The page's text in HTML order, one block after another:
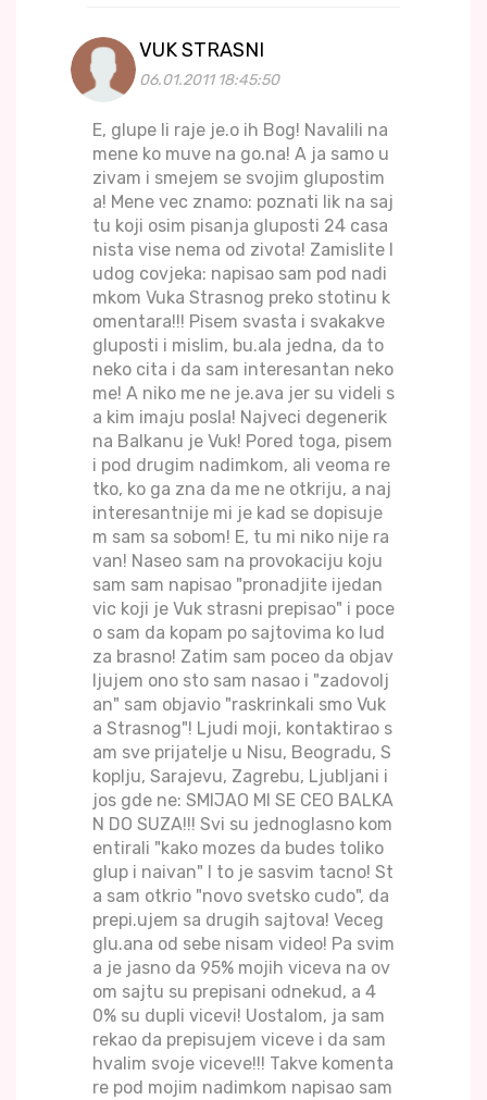
VUK STRASNI
06.01.2011 18:45:50
E, glupe li raje je.o ih Bog! Navalili na
mene ko muve na go.na! A ja samo u
zivam i smejem se svojim glupostim
a! Mene vec znamo: poznati lik na saj
tu koji osim pisanja gluposti 24 casa
nista vise nema od zivota! Zamislite l
udog covjeka: napisao sam pod nadi
mkom Vuka Strasnog preko stotinu k
omentara!!! Pisem svasta i svakakve
gluposti i mislim, bu.ala jedna, da to
neko cita i da sam interesantan neko
me! A niko me ne je.ava jer su videli s
a kim imaju posla! Najveci degenerik
na Balkanu je Vuk! Pored toga, pisem
i pod drugim nadimkom, ali veoma re
tko, ko ga zna da me ne otkriju, a naj
interesantnije mi je kad se dopisuje
m sam sa sobom! E, tu mi niko nije ra
van! Naseo sam na provokaciju koju
sam sam napisao "pronadjite ijedan
vic koji je Vuk strasni prepisao" i poce
o sam da kopam po sajtovima ko lud
za brasno! Zatim sam poceo da objav
ljujem ono sto sam nasao i "zadovolj
an" sam objavio "raskrinkali smo Vuk
a Strasnog"! Ljudi moji, kontaktirao s
am sve prijatelje u Nisu, Beogradu, S
koplju, Sarajevu, Zagrebu, Ljubljani i
jos gde ne: SMIJAO MI SE CEO BALKA
N DO SUZA!!! Svi su jednoglasno kom
entirali "kako mozes da budes toliko
glup i naivan" I to je sasvim tacno! St
a sam otkrio "novo svetsko cudo", da
prepi.ujem sa drugih sajtova! Veceg
glu.ana od sebe nisam video! Pa svim
a je jasno da 95% mojih viceva na ov
om sajtu su prepisani odnekud, a 4
0% su dupli vicevi! Uostalom, ja sam
rekao da prepisujem viceve i da sam
hvalim svoje viceve!!! Takve komenta
re pod mojim nadimkom napisao sam